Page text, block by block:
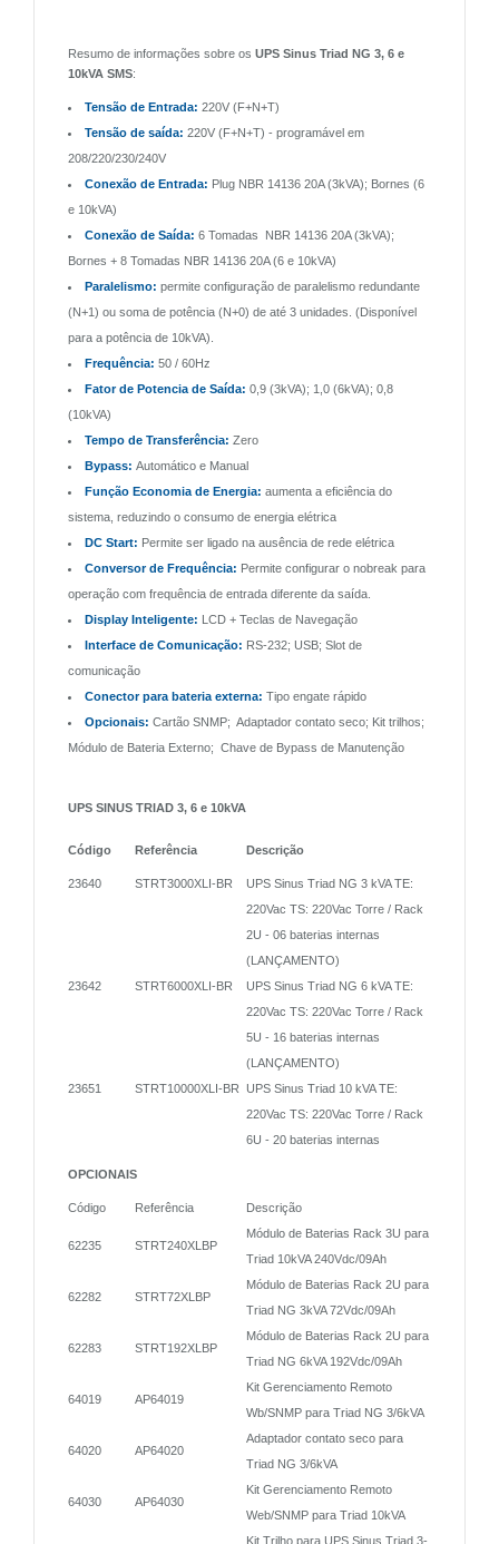
Resumo de informações sobre os UPS Sinus Triad NG 3, 6 e
10kVA SMS:
Tensão de Entrada: 220V (F+N+T)
Tensão de saída: 220V (F+N+T) - programável em
208/220/230/240V
Conexão de Entrada: Plug NBR 14136 20A (3kVA); Bornes (6
e 10kVA)
Conexão de Saída: 6 Tomadas NBR 14136 20A (3kVA);
Bornes + 8 Tomadas NBR 14136 20A (6 e 10kVA)
Paralelismo: permite configuração de paralelismo redundante
(N+1) ou soma de potência (N+0) de até 3 unidades. (Disponível
para a potência de 10kVA).
Frequência: 50 / 60Hz
Fator de Potencia de Saída: 0,9 (3kVA); 1,0 (6kVA); 0,8
(10kVA)
Tempo de Transferência: Zero
Bypass: Automático e Manual
Função Economia de Energia: aumenta a eficiência do
sistema, reduzindo o consumo de energia elétrica
DC Start: Permite ser ligado na ausência de rede elétrica
Conversor de Frequência: Permite configurar o nobreak para
operação com frequência de entrada diferente da saída.
Display Inteligente: LCD + Teclas de Navegação
Interface de Comunicação: RS-232; USB; Slot de
comunicação
Conector para bateria externa: Tipo engate rápido
Opcionais: Cartão SNMP; Adaptador contato seco; Kit trilhos;
Módulo de Bateria Externo; Chave de Bypass de Manutenção
UPS SINUS TRIAD 3, 6 e 10kVA
Código Referência Descrição
23640 STRT3000XLI-BR
UPS Sinus Triad NG 3 kVA TE:
220Vac TS: 220Vac Torre / Rack
2U - 06 baterias internas
(LANÇAMENTO)
23642
STRT6000XLI-BR
UPS Sinus Triad NG 6 kVA TE:
220Vac TS: 220Vac Torre / Rack
5U - 16 baterias internas
(LANÇAMENTO)
23651
STRT10000XLI-BR UPS Sinus Triad 10 kVA TE:
220Vac TS: 220Vac Torre / Rack
6U - 20 baterias internas
OPCIONAIS
Código Referência Descrição
62235 STRT240XLBP
Módulo de Baterias Rack 3U para
Triad 10kVA 240Vdc/09Ah
62282 STRT72XLBP
Módulo de Baterias Rack 2U para
Triad NG 3kVA 72Vdc/09Ah
62283 STRT192XLBP
Módulo de Baterias Rack 2U para
Triad NG 6kVA 192Vdc/09Ah
64019 AP64019
Kit Gerenciamento Remoto
Wb/SNMP para Triad NG 3/6kVA
64020 AP64020
Adaptador contato seco para
Triad NG 3/6kVA
64030 AP64030
Kit Gerenciamento Remoto
Web/SNMP para Triad 10kVA
Kit Trilho para UPS Sinus Triad 3-